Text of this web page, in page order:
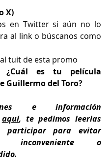
X)
en Twitter si aún no lo
al link o búscanos como
al tuit de esta promo
¿Cuál es tu película
Guillermo del Toro?
e información
aquí, te pedimos leerlas
participar para evitar
inconveniente o